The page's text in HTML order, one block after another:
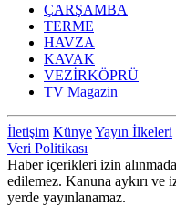
ÇARŞAMBA
TERME
HAVZA
KAVAK
VEZİRKÖPRÜ
TV Magazin
İletişim KünyeYayın İlkeleri
Veri Politikası
Haber içerikleri izin
edilemez. Kanuna aykırı ve
yerde yayınlanamaz.